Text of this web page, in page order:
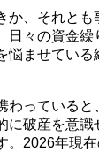
か、それとも
々の資金繰
悩ませている
わっている
に破産を意識
。2026年現